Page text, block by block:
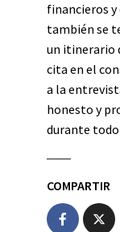
financieros y
también se
un itinerario
cita en el
a la
honesto y
durante
COMPARTIR